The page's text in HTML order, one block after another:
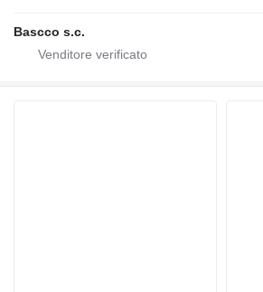
Bascco s.c.